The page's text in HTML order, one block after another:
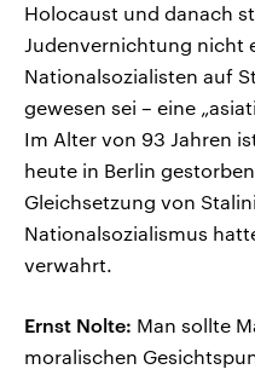
Holocaust und danach
Judenvernichtung nicht
Nationalsozialisten auf
gewesen sei – eine
Im Alter von 93 Jahren
heute in Berlin
Gleichsetzung von
Nationalsozialismus
verwahrt.
Ernst Nolte: Man sollte
moralischen